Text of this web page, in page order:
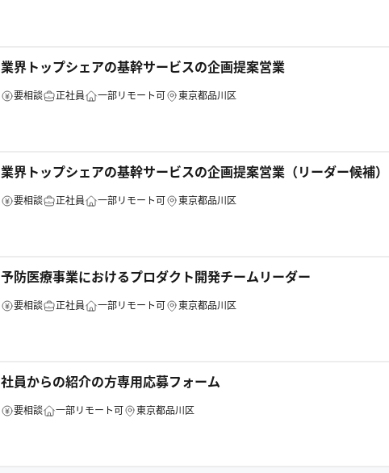
業界トップシェアの基幹サービスの企画提案営業
要相談 正社員 一部リモート可 東京都品川区
業界トップシェアの基幹サービスの企画提案営業（リーダー候補）
要相談 正社員 一部リモート可 東京都品川区
予防医療事業におけるプロダクト開発チームリーダー
要相談 正社員 一部リモート可 東京都品川区
社員からの紹介の方専用応募フォーム
要相談 一部リモート可 東京都品川区